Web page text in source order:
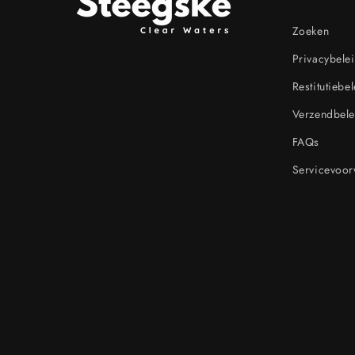
Zoeken
FAQs